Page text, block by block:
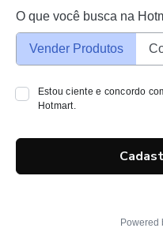
O que você busca na
Vender Produtos
Estou ciente e concordo
Hotmart.
Powered